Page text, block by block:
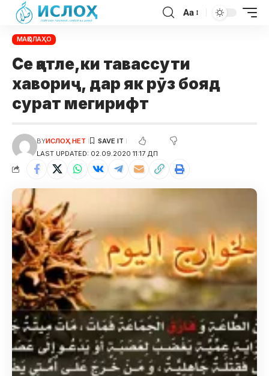
Aa
МАҚОЛАҲО
Се қатле,ки тавассути
хавориҷ, дар як рӯз бояд
сурат мегирифт
LAST UPDATED: 02.09.2020 11:17 ДП
BYИСЛОҲ НЕТ